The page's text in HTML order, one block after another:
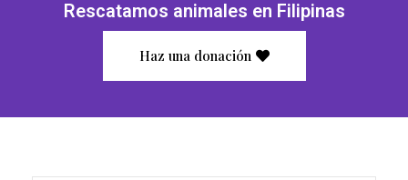
Rescatamos animales en Filipinas
Haz una donación